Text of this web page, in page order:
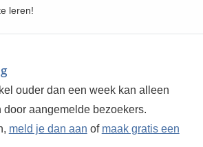
leren!
ouder dan een week kan alleen
aangemelde bezoekers.
meld je dan aan of maak gratis een